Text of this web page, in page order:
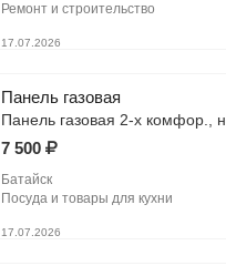
Ремонт и строительство
17.07.2026
Панель газовая
Панель газовая 2-х комфор.,
7 500
Батайск
Посуда и товары для кухни
17.07.2026